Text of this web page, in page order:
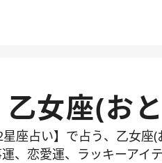
乙女座(お
座占い】で占う、乙女座
、恋愛運、ラッキーアイ